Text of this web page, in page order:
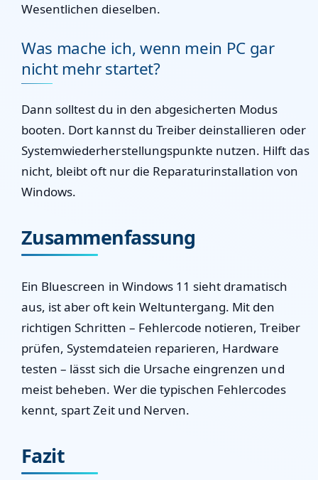
Wesentlichen dieselben.
Was mache ich, wenn mein PC gar
nicht mehr startet?
Dann solltest du in den abgesicherten Modus
booten. Dort kannst du Treiber deinstallieren oder
Systemwiederherstellungspunkte nutzen. Hilft das
nicht, bleibt oft nur die Reparaturinstallation von
Windows.
Zusammenfassung
Ein Bluescreen in Windows 11 sieht dramatisch
aus, ist aber oft kein Weltuntergang. Mit den
richtigen Schritten – Fehlercode notieren, Treiber
prüfen, Systemdateien reparieren, Hardware
testen – lässt sich die Ursache eingrenzen und
meist beheben. Wer die typischen Fehlercodes
kennt, spart Zeit und Nerven.
Fazit